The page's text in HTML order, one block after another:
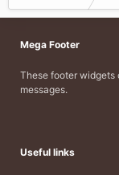
Mega Footer
These footer widgets
messages.
Useful links